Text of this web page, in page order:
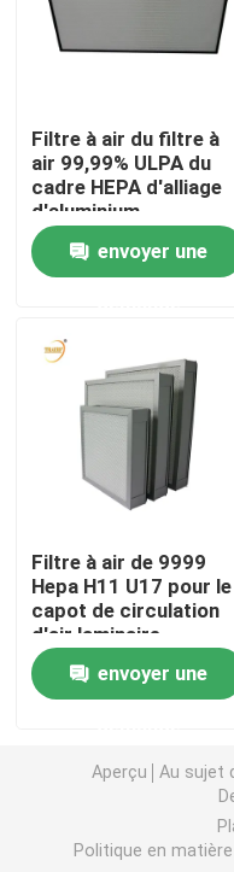
Contrôle de qualité
Filtre profond du pli
Pré filtre à air
Filtre à air de
Filtre à air de sac
Filtre à air de la CAHT
Filtre du joint HEPA
Filtre à hautes
Filtre de banque de V
Filtre à air du filtre à
air 99,99% ULPA du
cadre HEPA d'alliage
d'aluminium
envoyer une
Filtre à air de 9999
Hepa H11 U17 pour le
capot de circulation
d'air laminaire
envoyer une
Aperçu Au sujet
Politique en